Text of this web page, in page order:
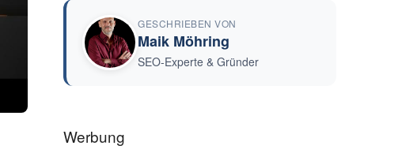
GESCHRIEBEN VON
Maik Möhring
SEO-Experte & Gründer
Werbung